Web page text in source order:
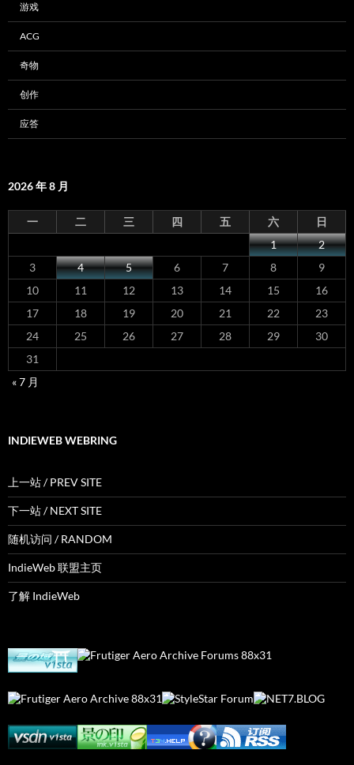
游戏
ACG
奇物
创作
应答
2026 年 8 月
一 二 三 四 五 六
日
1
2
3
4 5 6 7 8
9
10
11 12 13 14 15
16
17
18 19 20 21 22
23
24
25 26 27 28 29
30
31
« 7 月
INDIEWEB WEBRING
上一站 / PREV SITE
下一站 / NEXT SITE
随机访问 / RANDOM
IndieWeb 联盟主页
了解 IndieWeb